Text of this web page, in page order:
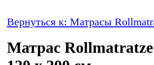
Вернуться к: Матрасы
Матрас